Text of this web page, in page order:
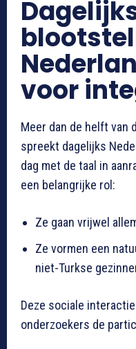
voor
Meer dan de helft van
spreekt dagelijks
dag met de taal in
een belangrijke rol:
Ze gaan vrijwel
Ze vormen een
niet-Turkse
Deze sociale
onderzoekers de